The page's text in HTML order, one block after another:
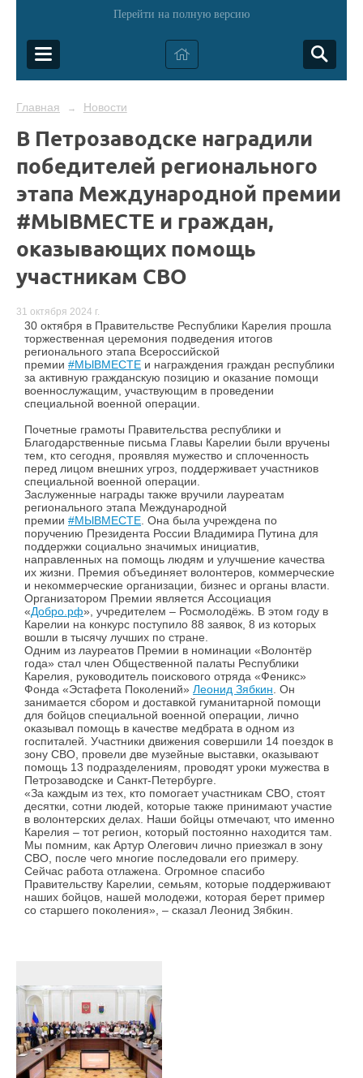
Перейти на полную версию
Главная → Новости
В Петрозаводске наградили
победителей регионального
этапа Международной премии
#МЫВМЕСТЕ и граждан,
оказывающих помощь
участникам СВО
31 октября 2024 г.
30 октября в Правительстве Республики Карелия прошла
торжественная церемония подведения итогов
регионального этапа Всероссийской
премии #МЫВМЕСТЕ и награждения граждан республики
за активную гражданскую позицию и оказание помощи
военнослужащим, участвующим в проведении
специальной военной операции.
Почетные грамоты Правительства республики и
Благодарственные письма Главы Карелии были вручены
тем, кто сегодня, проявляя мужество и сплоченность
перед лицом внешних угроз, поддерживает участников
специальной военной операции.
Заслуженные награды также вручили лауреатам
регионального этапа Международной
премии #МЫВМЕСТЕ. Она была учреждена по
поручению Президента России Владимира Путина для
поддержки социально значимых инициатив,
направленных на помощь людям и улучшение качества
их жизни. Премия объединяет волонтеров, коммерческие
и некоммерческие организации, бизнес и органы власти.
Организатором Премии является Ассоциация
«Добро.рф», учредителем – Росмолодёжь. В этом году в
Карелии на конкурс поступило 88 заявок, 8 из которых
вошли в тысячу лучших по стране.
Одним из лауреатов Премии в номинации «Волонтёр
года» стал член Общественной палаты Республики
Карелия, руководитель поискового отряда «Феникс»
Фонда «Эстафета Поколений» Леонид Зябкин. Он
занимается сбором и доставкой гуманитарной помощи
для бойцов специальной военной операции, лично
оказывал помощь в качестве медбрата в одном из
госпиталей. Участники движения совершили 14 поездок в
зону СВО, провели две музейные выставки, оказывают
помощь 13 подразделениям, проводят уроки мужества в
Петрозаводске и Санкт-Петербурге.
«За каждым из тех, кто помогает участникам СВО, стоят
десятки, сотни людей, которые также принимают участие
в волонтерских делах. Наши бойцы отмечают, что именно
Карелия – тот регион, который постоянно находится там.
Мы помним, как Артур Олегович лично приезжал в зону
СВО, после чего многие последовали его примеру.
Сейчас работа отлажена. Огромное спасибо
Правительству Карелии, семьям, которые поддерживают
наших бойцов, нашей молодежи, которая берет пример
со старшего поколения», – сказал Леонид Зябкин.